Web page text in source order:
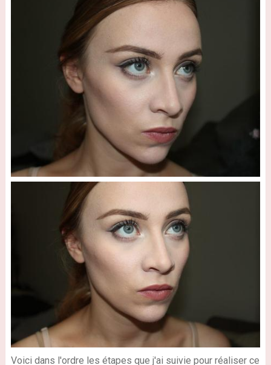
Voici dans l'ordre les étapes que j'ai suivie pour réaliser ce